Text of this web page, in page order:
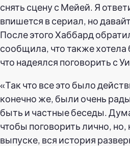
снять сцену с Мейей. Я
впишется в сериал, но
После этого Хаббард
сообщила, что также хотела
что надеялся поговорить с
«Так что все это было
конечно же, были очень
быть и частные беседы.
чтобы поговорить лично,
выпуске, вся история